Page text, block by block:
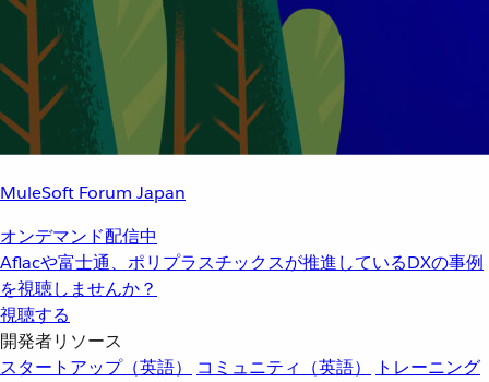
MuleSoft Forum Japan
オンデマンド配信中
Aflacや富士通、ポリプラスチックスが推進しているDXの事例
を視聴しませんか？
視聴する
開発者リソース
スタートアップ（英語）
コミュニティ（英語）
トレーニング